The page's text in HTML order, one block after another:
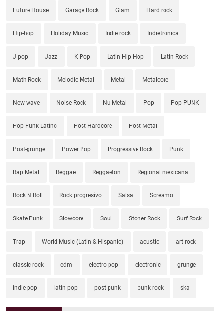
Future House Garage Rock Glam Hard rock
Hip-hop Holiday Music Indie rock Indietronica
J-pop Jazz K-Pop Latin Hip-Hop Latin Rock
Math Rock Melodic Metal Metal Metalcore
New wave Noise Rock Nu Metal Pop Pop PUNK
Pop Punk Latino Post-Hardcore Post-Metal
Post-grunge Power Pop Progressive Rock Punk
Rap Metal Reggae Reggaeton Regional mexicana
Rock N Roll Rock progresivo Salsa Screamo
Skate Punk Slowcore Soul Stoner Rock Surf Rock
Trap World Music (Latin & Hispanic) acustic art rock
classic rock edm electro pop electronic grunge
indie pop latin pop post-punk punk rock ska